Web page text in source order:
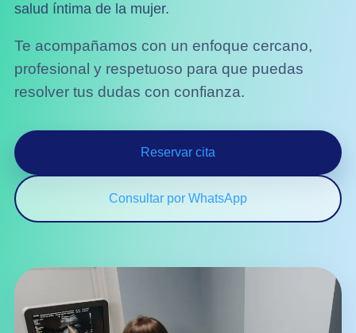
salud íntima de la mujer.
Te acompañamos con un enfoque cercano,
profesional y respetuoso para que puedas
resolver tus dudas con confianza.
Reservar cita
Consultar por WhatsApp